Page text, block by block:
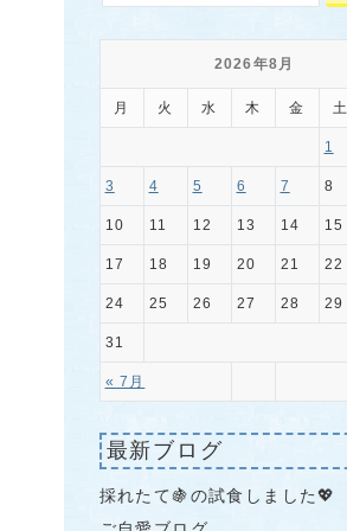
2026年8月
月 火 水 木 金 土
« 7月
1
3 4 5 6 7 8
10 11 12 13 14 15
17 18 19 20 21 22
24 25 26 27 28 29
31
最新ブログ
採れたて🍇の試食しました💖